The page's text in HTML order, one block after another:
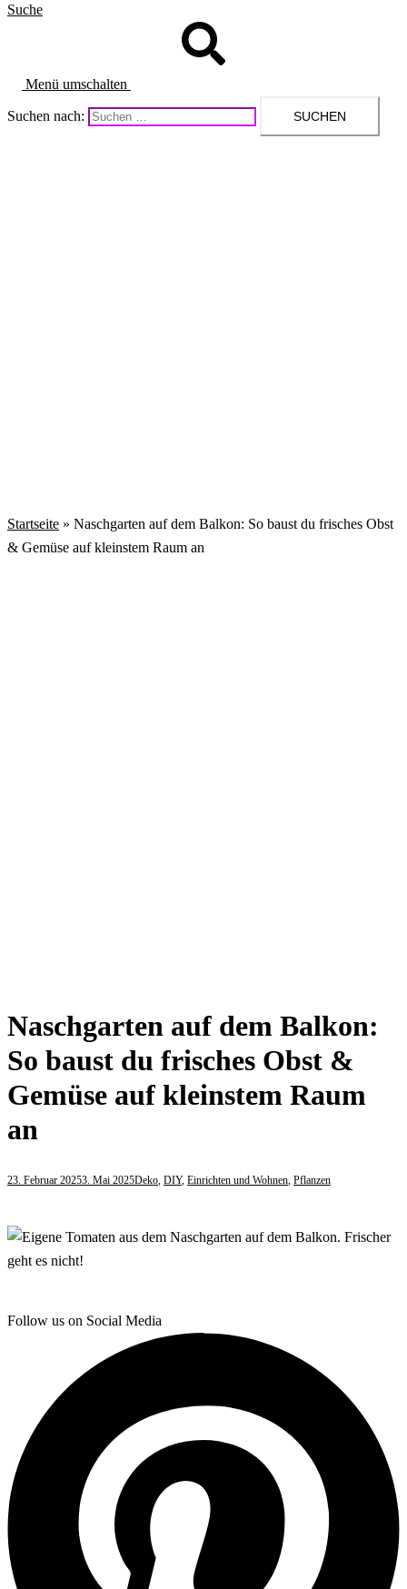
Suche
Menü umschalten
Suchen nach:
Startseite » Naschgarten auf dem Balkon: So baust du frisches Obst
& Gemüse auf kleinstem Raum an
Naschgarten auf dem Balkon:
So baust du frisches Obst &
Gemüse auf kleinstem Raum
an
23. Februar 20253. Mai 2025Deko DIY, Einrichten und Wohnen Pflanzen
Follow us on Social Media